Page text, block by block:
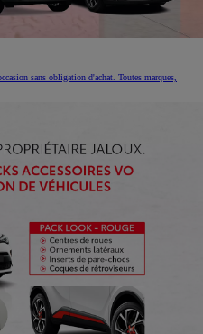
sans obligation d'achat. Toutes marques,